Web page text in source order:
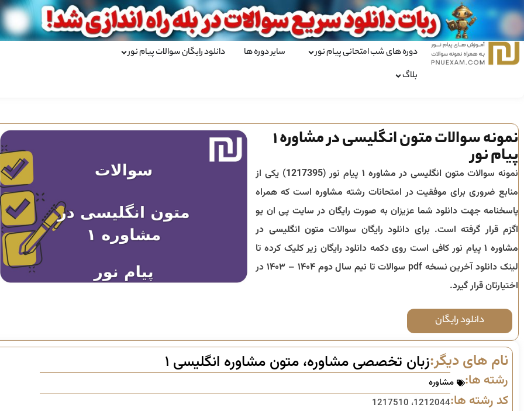
دوره های شب امتحانی پیام نور سایر دوره ها
دانلود رایگان سوالات پیام نور
بلاگ
نمونه سوالات متون انگلیسی در مشاوره 1
پیام نور
نمونه سوالات متون انگلیسی در مشاوره ۱ پیام نور (1217395) یکی از
منابع ضروری برای موفقیت در امتحانات رشته مشاوره است که همراه
پاسخنامه جهت دانلود شما عزیزان به صورت رایگان در سایت پی ان یو
اگزم قرار گرفته است. برای دانلود رایگان سوالات متون انگلیسی در
مشاوره ۱ پیام نور کافی است روی دکمه دانلود رایگان زیر کلیک کرده تا
لینک دانلود آخرین نسخه pdf سوالات تا
نیم سال دوم ۱۴۰۴ – ۱۴۰۳
در
اختیارتان قرار گیرد.
دانلود رایگان
نام های دیگر:زبان تخصصی مشاوره، متون مشاوره انگلیسی ۱
رشته ها: مشاوره
کد رشته ها:1212044، 1217510